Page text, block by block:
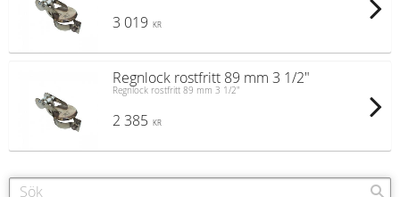
3 019 KR
Regnlock rostfritt 89 mm 3 1/2"
Regnlock rostfritt 89 mm 3 1/2"
2 385 KR